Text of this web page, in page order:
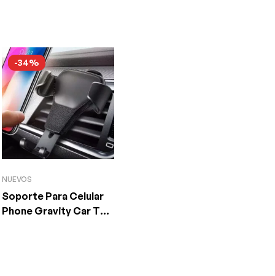
-34%
NUEVOS
Soporte Para Celular
Phone Gravity Car TE-